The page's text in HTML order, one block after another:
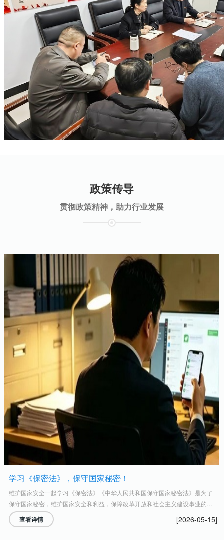
政策传导
贯彻政策精神，助力行业发展
学习《保密法》，保守国家秘密！
维护国家安全一起学习《保密法》《中华人民共和国保守国家秘密法》是为了
保守国家秘密，维护国家安全和利益，保障改革开放和社会主义建设事业的顺
利进行，制定的法律。任何危害国家秘密安全的行为，都必须受到法律追究。
保守国家秘密是中国公民的基本义务之一。什么是《...
查看详情 [2026-05-15]